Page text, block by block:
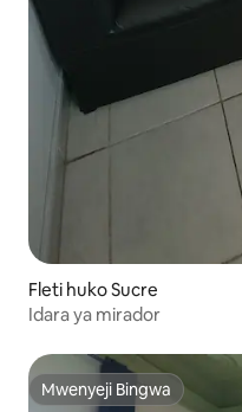
Fleti huko Sucre
Idara ya mirador
Mwenyeji Bingwa
Mwenyeji Bingwa